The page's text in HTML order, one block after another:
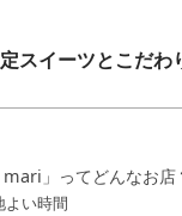
スイーツとこだ
」ってどんなお店
よい時間